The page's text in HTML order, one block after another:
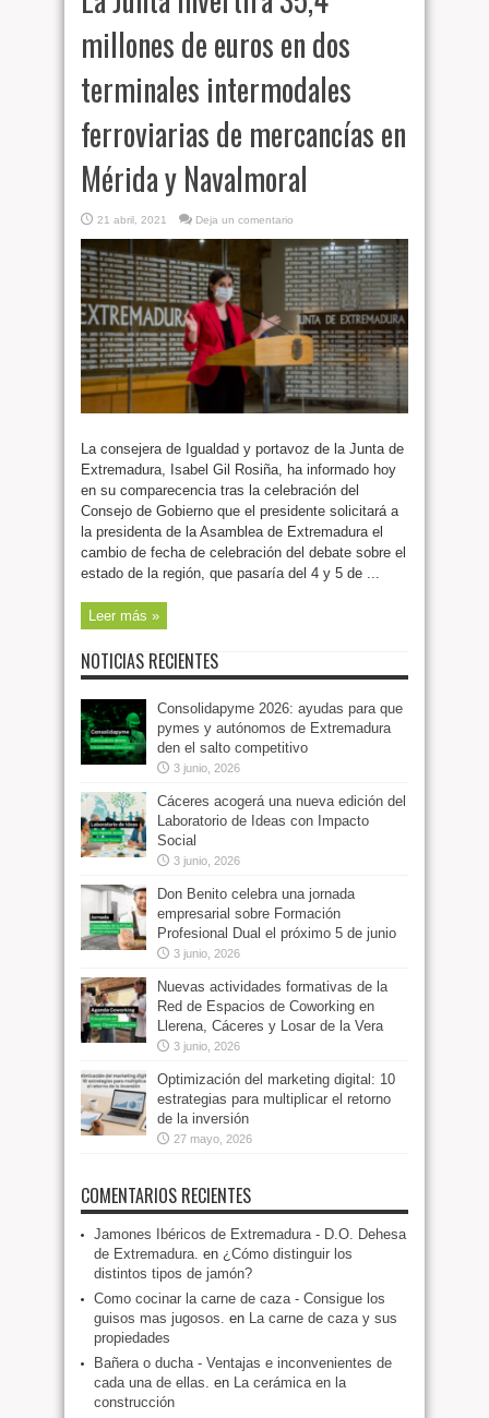
millones de euros en dos
terminales intermodales
ferroviarias de mercancías en
Mérida y Navalmoral
21 abril, 2021 Deja un comentario
La consejera de Igualdad y portavoz de la Junta de
Extremadura, Isabel Gil Rosiña, ha informado hoy
en su comparecencia tras la celebración del
Consejo de Gobierno que el presidente solicitará a
la presidenta de la Asamblea de Extremadura el
cambio de fecha de celebración del debate sobre el
estado de la región, que pasaría del 4 y 5 de ...
Leer más »
NOTICIAS RECIENTES
Consolidapyme 2026: ayudas para que
pymes y autónomos de Extremadura
den el salto competitivo
3 junio, 2026
Cáceres acogerá una nueva edición del
Laboratorio de Ideas con Impacto
Social
3 junio, 2026
Don Benito celebra una jornada
empresarial sobre Formación
Profesional Dual el próximo 5 de junio
3 junio, 2026
Nuevas actividades formativas de la
Red de Espacios de Coworking en
Llerena, Cáceres y Losar de la Vera
3 junio, 2026
Optimización del marketing digital: 10
estrategias para multiplicar el retorno
de la inversión
27 mayo, 2026
COMENTARIOS RECIENTES
Jamones Ibéricos de Extremadura - D.O. Dehesa
de Extremadura. en ¿Cómo distinguir los
distintos tipos de jamón?
Como cocinar la carne de caza - Consigue los
guisos mas jugosos. en La carne de caza y sus
propiedades
Bañera o ducha - Ventajas e inconvenientes de
cada una de ellas. en La cerámica en la
construcción